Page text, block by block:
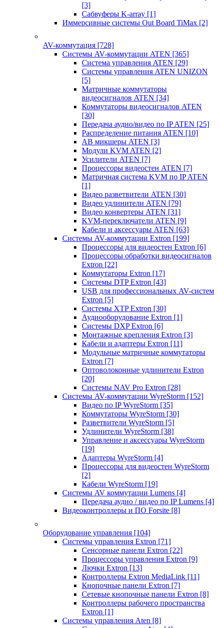
[3]
Сабвуферы K-array [1]
Иммерсивные системы Out Board TiMax [2]
AV-коммутация [728]
Системы AV-коммутации ATEN [365]
Система управления ATEN [29]
Системы управления ATEN UNIZON
[5]
Матричные коммутаторы
видеосигналов ATEN [34]
Коммутаторы видеосигналов ATEN
[30]
Передача аудио/видео по IP ATEN [25]
Распределение питания ATEN [10]
АВ микшеры ATEN [3]
Модули KVM ATEN [2]
Усилители ATEN [7]
Процессоры видеостен ATEN [7]
Матричная система KVM по IP ATEN
[1]
Видео разветвители ATEN [30]
Видео удлинители ATEN [79]
Видео конвертеры ATEN [31]
KVM-переключатели ATEN [9]
Кабели и аксессуары ATEN [63]
Системы AV-коммутации Extron [199]
Процессоры для видеостен Extron [6]
Процессоры обработки видеосигналов
Extron [22]
Коммутаторы Extron [17]
Системы DTP Extron [43]
USB для профессиональных AV-систем
Extron [5]
Системы XTP Extron [30]
Аудиооборудование Extron [1]
Системы DXP Extron [6]
Монтажные крепления Extron [3]
Кабели и адаптеры Extron [11]
Модульные матричные коммутаторы
Extron [7]
Оптоволоконные удлинители Extron
[20]
Системы NAV Pro Extron [28]
Системы AV-коммутации WyreStorm [152]
Видео по IP WyreStorm [35]
Коммутаторы WyreStorm [30]
Разветвители WyreStorm [5]
Удлинители WyreStorm [38]
Управление и аксессуары WyreStorm
[19]
Адаптеры WyreStorm [4]
Процессоры для видеостен WyreStorm
[2]
Кабели WyreStorm [19]
Системы AV коммутации Lumens [4]
Передача аудио / видео по IP Lumens [4]
Видеоконтроллеры и ПО Forsite [8]
Оборудование управления [104]
Системы управления Extron [71]
Сенсорные панели Extron [22]
Процессоры управления Extron [9]
Лючки Extron [13]
Контроллеры Extron MediaLink [11]
Кнопочные панели Extron [7]
Сетевые кнопочные панели Extron [8]
Контроллеры рабочего пространства
Extron [1]
Системы управления Aten [8]